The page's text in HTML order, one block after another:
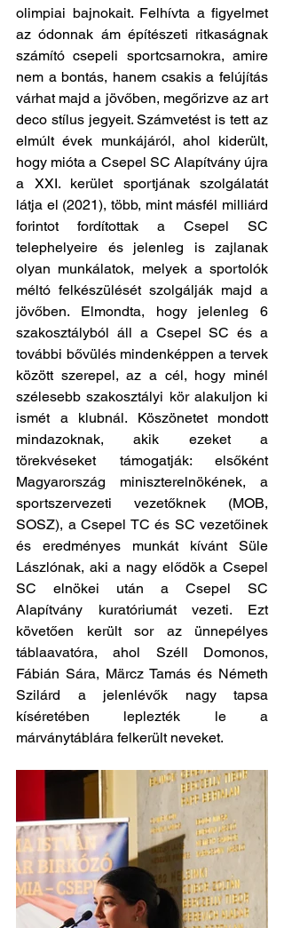
olimpiai bajnokait. Felhívta a figyelmet
az ódonnak ám építészeti ritkaságnak
számító csepeli sportcsarnokra, amire
nem a bontás, hanem csakis a felújítás
várhat majd a jövőben, megőrizve az art
deco stílus jegyeit. Számvetést is tett az
elmúlt évek munkájáról, ahol kiderült,
hogy mióta a Csepel SC Alapítvány újra
a XXI. kerület sportjának szolgálatát
látja el (2021), több, mint másfél milliárd
forintot fordítottak a Csepel SC
telephelyeire és jelenleg is zajlanak
olyan munkálatok, melyek a sportolók
méltó felkészülését szolgálják majd a
jövőben. Elmondta, hogy jelenleg 6
szakosztályból áll a Csepel SC és a
további bővülés mindenképpen a tervek
között szerepel, az a cél, hogy minél
szélesebb szakosztályi kör alakuljon ki
ismét a klubnál. Köszönetet mondott
mindazoknak, akik ezeket a
törekvéseket támogatják: elsőként
Magyarország miniszterelnökének, a
sportszervezeti vezetőknek (MOB,
SOSZ), a Csepel TC és SC vezetőinek
és eredményes munkát kívánt Süle
Lászlónak, aki a nagy elődök a Csepel
SC elnökei után a Csepel SC
Alapítvány kuratóriumát vezeti. Ezt
követően került sor az ünnepélyes
táblaavatóra, ahol Széll Domonos,
Fábián Sára, Märcz Tamás és Németh
Szilárd a jelenlévők nagy tapsa
kíséretében leplezték le a
márványtáblára felkerült neveket.